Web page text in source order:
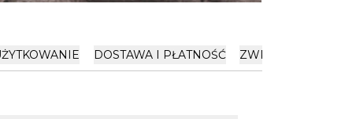
DOSTAWA I PŁATNOŚĆ ZWROTY